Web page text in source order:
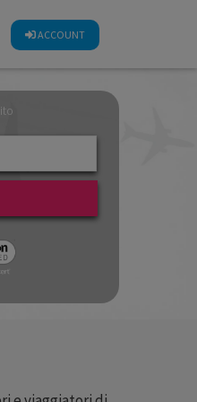
ACCOUNT
TUO INDENNIZZO